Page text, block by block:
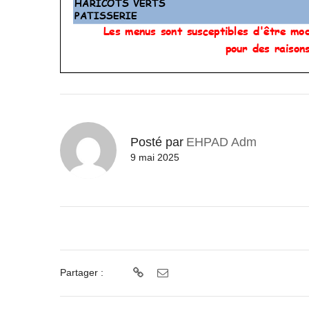
Posté par EHPAD Adm
9 mai 2025
Partager :